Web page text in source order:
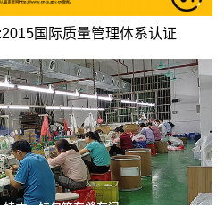
国际质量管理体系认证